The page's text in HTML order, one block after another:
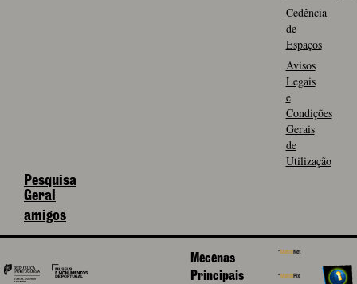
Cedência
de
Espaços
Avisos
Legais
e
Condições
Gerais
de
Utilização
Pesquisa
Geral
amigos
Mecenas
Principais